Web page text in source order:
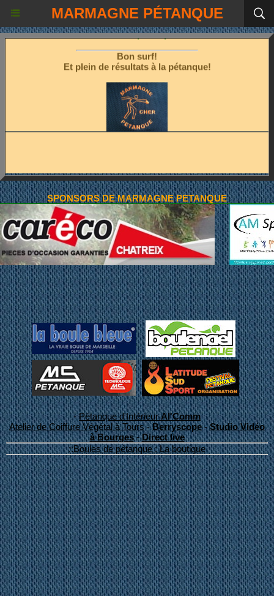
MARMAGNE PÉTANQUE
Les fêtes étant terminées!
Place à la pétanque!
Et plein de résultats à la pétanque!
SPONSORS DE MARMAGNE PETANQUE
-Pétanque d'IntérieurAl'Comm
Atelier de Coiffure Végétal à Tours-Berryscope-Studio Vidéo
à Bourges-Direct live
::Boules de pétanque : La boutique